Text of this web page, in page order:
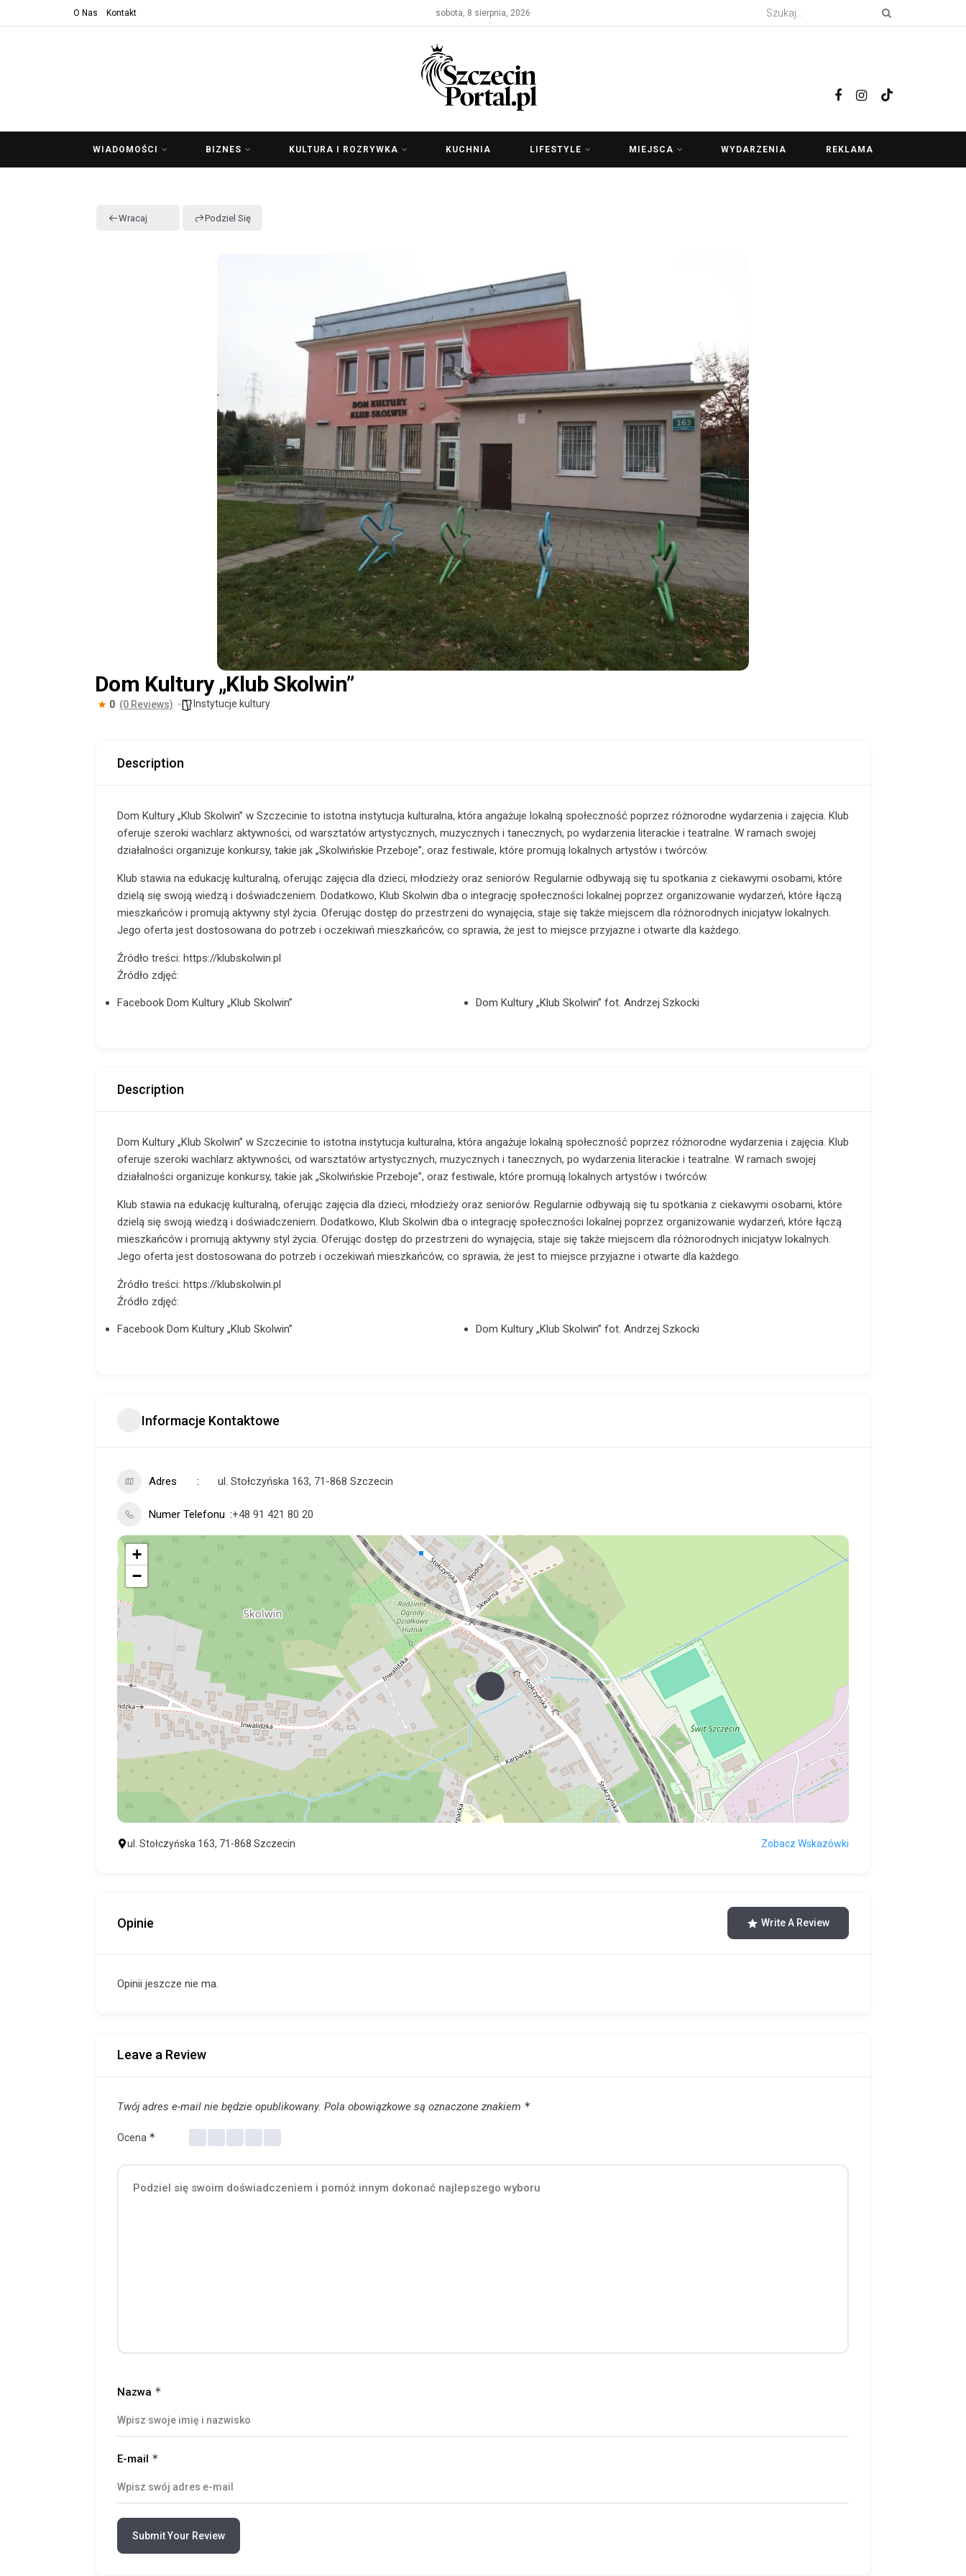
O Nas Kontakt sobota, 8 sierpnia, 2026
WIADOMOŚCI BIZNES KULTURA I ROZRYWKA KUCHNIA LIFESTYLE MIEJSCA WYDARZENIA REKLAMA
Wracaj Podziel Się
Dom Kultury „Klub Skolwin”
0 (0 Reviews) Instytucje kultury
Description
Dom Kultury „Klub Skolwin” w Szczecinie to istotna instytucja kulturalna, która angażuje lokalną społeczność poprzez różnorodne wydarzenia i zajęcia. Klub
oferuje szeroki wachlarz aktywności, od warsztatów artystycznych, muzycznych i tanecznych, po wydarzenia literackie i teatralne. W ramach swojej
działalności organizuje konkursy, takie jak „Skolwińskie Przeboje”, oraz festiwale, które promują lokalnych artystów i twórców.
Klub stawia na edukację kulturalną, oferując zajęcia dla dzieci, młodzieży oraz seniorów. Regularnie odbywają się tu spotkania z ciekawymi osobami, które
dzielą się swoją wiedzą i doświadczeniem. Dodatkowo, Klub Skolwin dba o integrację społeczności lokalnej poprzez organizowanie wydarzeń, które łączą
mieszkańców i promują aktywny styl życia. Oferując dostęp do przestrzeni do wynajęcia, staje się także miejscem dla różnorodnych inicjatyw lokalnych.
Jego oferta jest dostosowana do potrzeb i oczekiwań mieszkańców, co sprawia, że jest to miejsce przyjazne i otwarte dla każdego.
Źródło treści: https://klubskolwin.pl
Źródło zdjęć:
Facebook Dom Kultury „Klub Skolwin” Dom Kultury „Klub Skolwin” fot. Andrzej Szkocki
Description
Dom Kultury „Klub Skolwin” w Szczecinie to istotna instytucja kulturalna, która angażuje lokalną społeczność poprzez różnorodne wydarzenia i zajęcia. Klub
oferuje szeroki wachlarz aktywności, od warsztatów artystycznych, muzycznych i tanecznych, po wydarzenia literackie i teatralne. W ramach swojej
działalności organizuje konkursy, takie jak „Skolwińskie Przeboje”, oraz festiwale, które promują lokalnych artystów i twórców.
Klub stawia na edukację kulturalną, oferując zajęcia dla dzieci, młodzieży oraz seniorów. Regularnie odbywają się tu spotkania z ciekawymi osobami, które
dzielą się swoją wiedzą i doświadczeniem. Dodatkowo, Klub Skolwin dba o integrację społeczności lokalnej poprzez organizowanie wydarzeń, które łączą
mieszkańców i promują aktywny styl życia. Oferując dostęp do przestrzeni do wynajęcia, staje się także miejscem dla różnorodnych inicjatyw lokalnych.
Jego oferta jest dostosowana do potrzeb i oczekiwań mieszkańców, co sprawia, że jest to miejsce przyjazne i otwarte dla każdego.
Źródło treści: https://klubskolwin.pl
Źródło zdjęć:
Facebook Dom Kultury „Klub Skolwin” Dom Kultury „Klub Skolwin” fot. Andrzej Szkocki
Informacje Kontaktowe
Adres ul. Stołczyńska 163, 71-868 Szczecin
Numer Telefonu +48 91 421 80 20
+
−
ul. Stołczyńska 163, 71-868 Szczecin Zobacz Wskazówki
Opinie Write A Review
Opinii jeszcze nie ma.
Leave a Review
Twój adres e-mail nie będzie opublikowany. Pola obowiązkowe są oznaczone znakiem *
Ocena *
Nazwa *
E-mail *
Submit Your Review